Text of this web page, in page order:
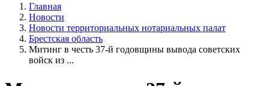
Главная
Новости
Новости территориальных нотариальных палат
Брестская область
Митинг в честь 37-й годовщины вывода советских
войск из ...